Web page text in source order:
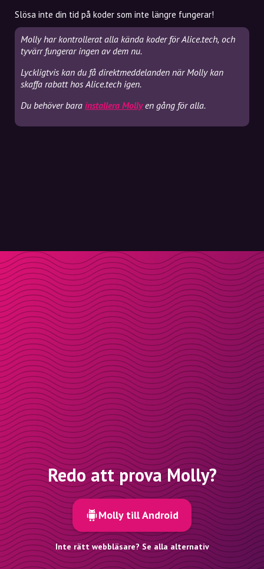
Slösa inte din tid på koder som inte längre fungerar!
Molly har kontrollerat alla kända koder för Alice.tech, och
tyvärr fungerar ingen av dem nu.
Lyckligtvis kan du få direktmeddelanden när Molly kan
skaffa rabatt hos Alice.tech igen.
Du behöver bara installera Mollyen gång för alla.
Redo att prova Molly?
Molly till Android
Inte rätt webbläsare? Se alla alternativ